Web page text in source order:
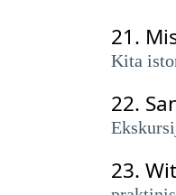
21.
Kita
22.
23.